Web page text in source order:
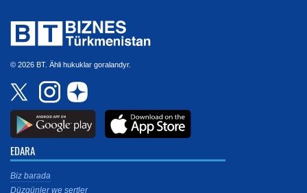
© 2026 BT. Ähli hukuklar goralandyr.
EDARA
Biz barada
Düzgünler we şertler